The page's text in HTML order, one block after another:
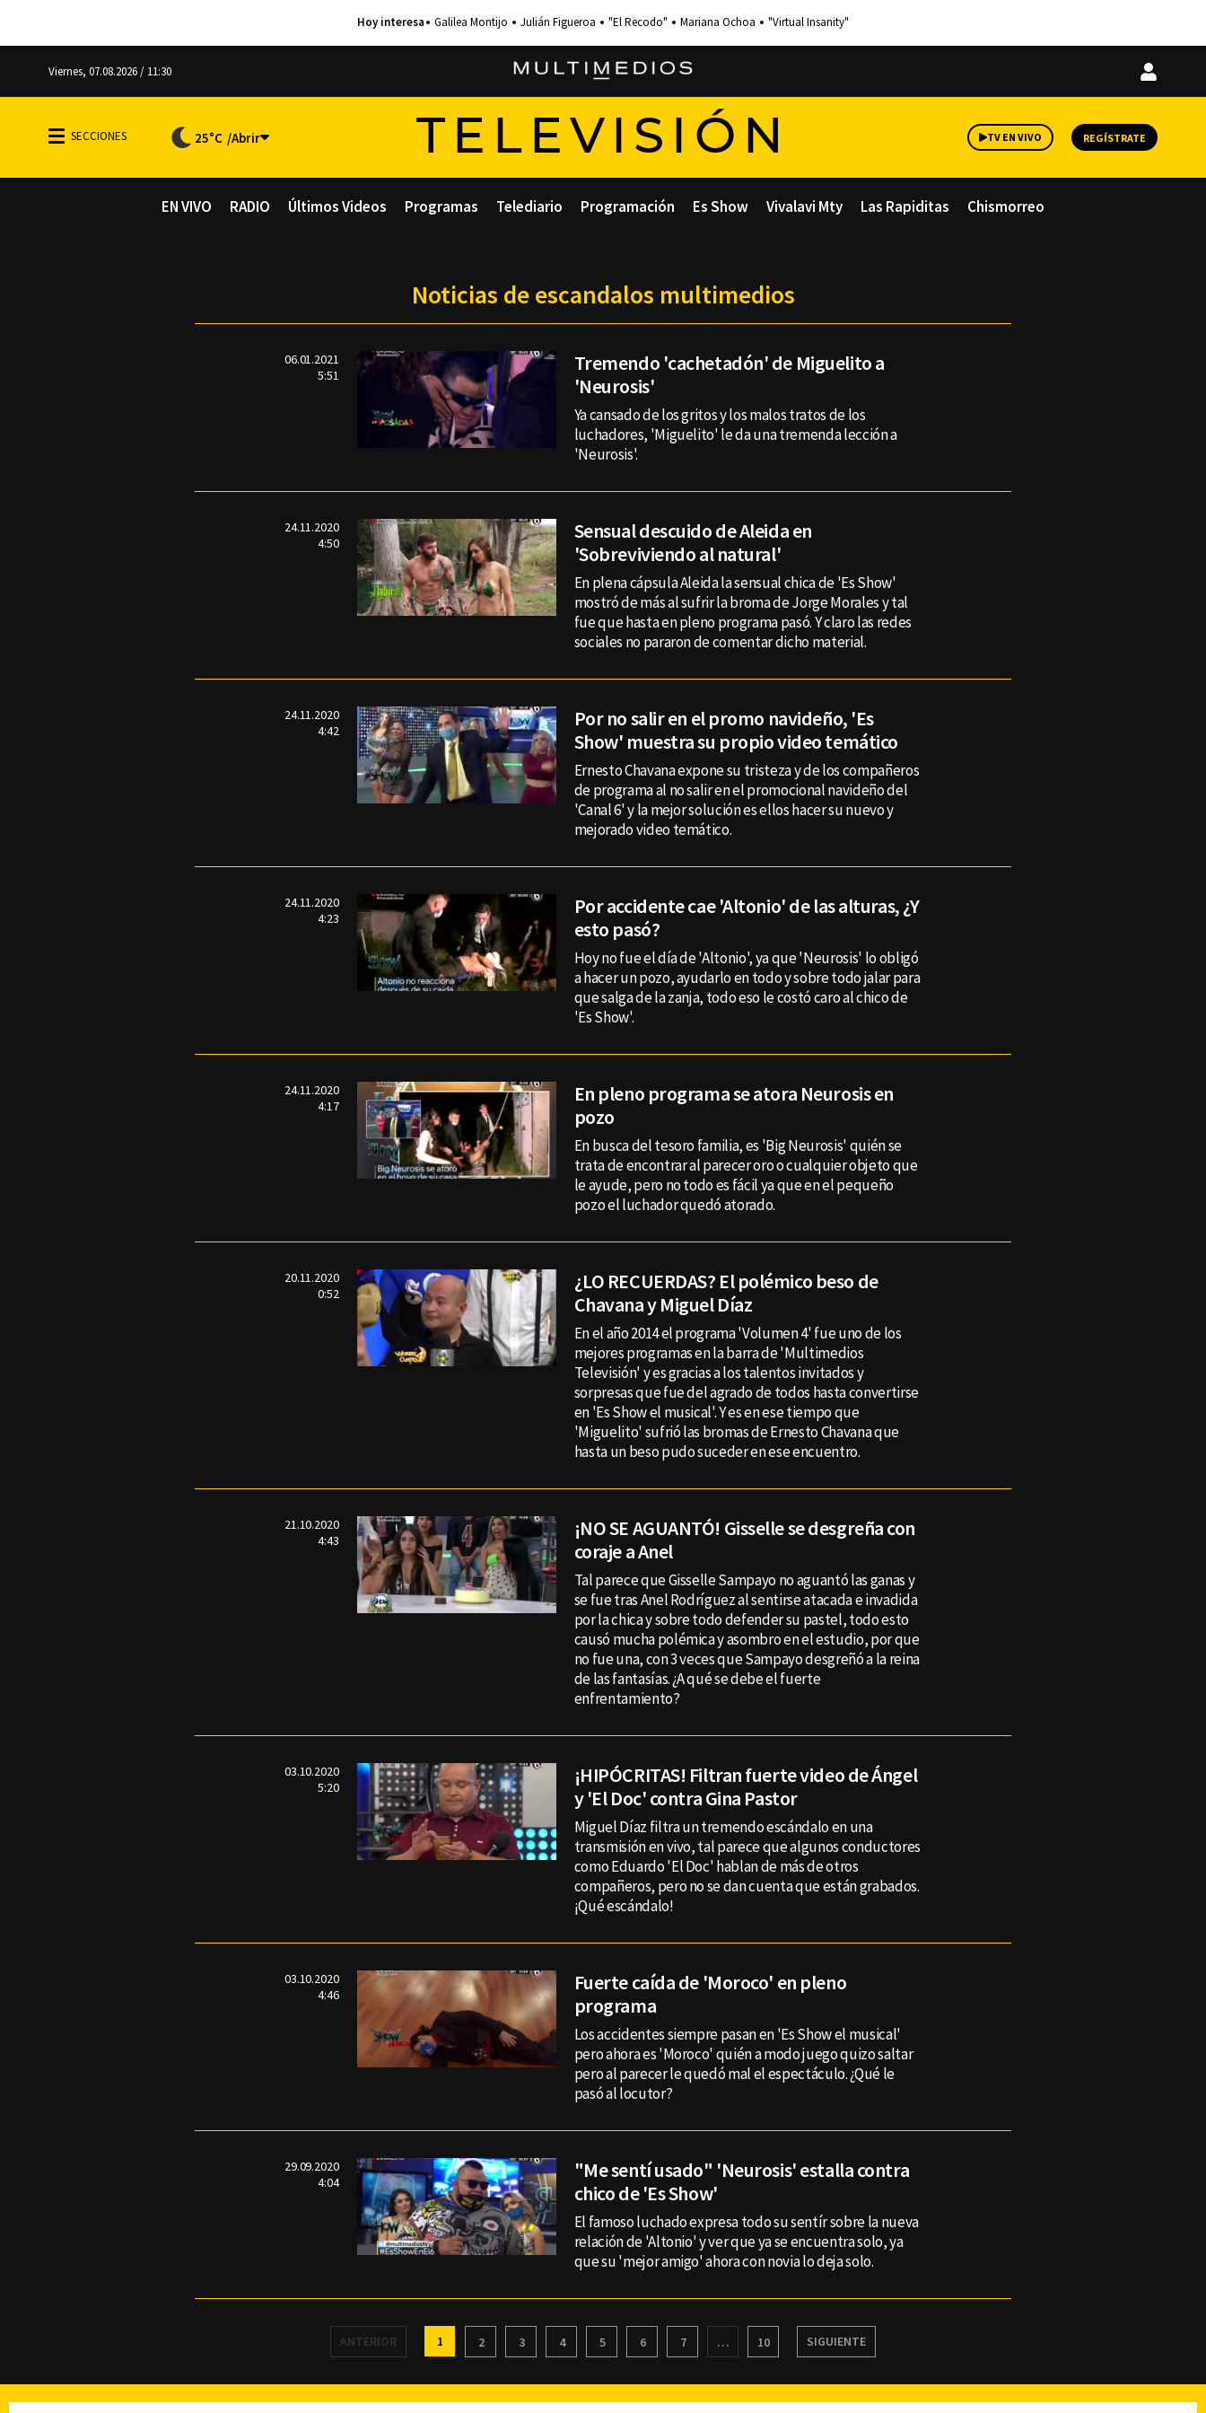
Galilea Montijo Julián Figueroa "El Recodo" Mariana Ochoa "Virtual Insanity"
Viernes, 07.08.2026 / 11:30
Iniciar
25°C TELEVISIÓN TV EN VIVO REGÍSTRATE
EN VIVO RADIO Últimos Videos Programas Telediario Programación Es Show Vivalavi Mty Las Rapiditas Chismorreo
Noticias de escandalos multimedios
06.01.2021
5:51
Tremendo 'cachetadón' de Miguelito a
'Neurosis'
Ya cansado de los gritos y los malos tratos de los
luchadores, 'Miguelito' le da una tremenda lección a
'Neurosis'.
24.11.2020
4:50
Sensual descuido de Aleida en
'Sobreviviendo al natural'
En plena cápsula Aleida la sensual chica de 'Es Show'
mostró de más al sufrir la broma de Jorge Morales y tal
fue que hasta en pleno programa pasó. Y claro las redes
sociales no pararon de comentar dicho material.
24.11.2020
4:42
Por no salir en el promo navideño, 'Es
Show' muestra su propio video temático
Ernesto Chavana expone su tristeza y de los compañeros
de programa al no salir en el promocional navideño del
'Canal 6' y la mejor solución es ellos hacer su nuevo y
mejorado video temático.
24.11.2020
4:23
Por accidente cae 'Altonio' de las alturas, ¿Y
esto pasó?
Hoy no fue el día de 'Altonio', ya que 'Neurosis' lo obligó
a hacer un pozo, ayudarlo en todo y sobre todo jalar para
que salga de la zanja, todo eso le costó caro al chico de
'Es Show'.
24.11.2020
4:17
En pleno programa se atora Neurosis en
pozo
En busca del tesoro familia, es 'Big Neurosis' quién se
trata de encontrar al parecer oro o cualquier objeto que
le ayude, pero no todo es fácil ya que en el pequeño
pozo el luchador quedó atorado.
20.11.2020
0:52
¿LO RECUERDAS? El polémico beso de
Chavana y Miguel Díaz
En el año 2014 el programa 'Volumen 4' fue uno de los
mejores programas en la barra de 'Multimedios
Televisión' y es gracias a los talentos invitados y
sorpresas que fue del agrado de todos hasta convertirse
en 'Es Show el musical'. Y es en ese tiempo que
'Miguelito' sufrió las bromas de Ernesto Chavana que
hasta un beso pudo suceder en ese encuentro.
21.10.2020
4:43
¡NO SE AGUANTÓ! Gisselle se desgreña con
coraje a Anel
Tal parece que Gisselle Sampayo no aguantó las ganas y
se fue tras Anel Rodríguez al sentirse atacada e invadida
por la chica y sobre todo defender su pastel, todo esto
causó mucha polémica y asombro en el estudio, por que
no fue una, con 3 veces que Sampayo desgreñó a la reina
de las fantasías. ¿A qué se debe el fuerte
enfrentamiento?
03.10.2020
5:20
¡HIPÓCRITAS! Filtran fuerte video de Ángel
y 'El Doc' contra Gina Pastor
Miguel Díaz filtra un tremendo escándalo en una
transmisión en vivo, tal parece que algunos conductores
como Eduardo 'El Doc' hablan de más de otros
compañeros, pero no se dan cuenta que están grabados.
¡Qué escándalo!
03.10.2020
4:46
Fuerte caída de 'Moroco' en pleno
programa
Los accidentes siempre pasan en 'Es Show el musical'
pero ahora es 'Moroco' quién a modo juego quizo saltar
pero al parecer le quedó mal el espectáculo. ¿Qué le
pasó al locutor?
29.09.2020
4:04
"Me sentí usado" 'Neurosis' estalla contra
chico de 'Es Show'
El famoso luchado expresa todo su sentír sobre la nueva
relación de 'Altonio' y ver que ya se encuentra solo, ya
que su 'mejor amigo' ahora con novia lo deja solo.
ANTERIOR 1 2 3 4 5 6 7 … 10 SIGUIENTE